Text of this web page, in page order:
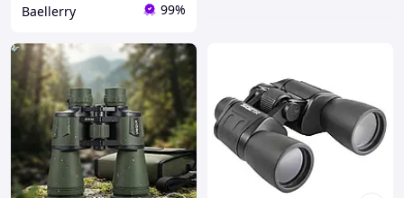
Baellerry 99%